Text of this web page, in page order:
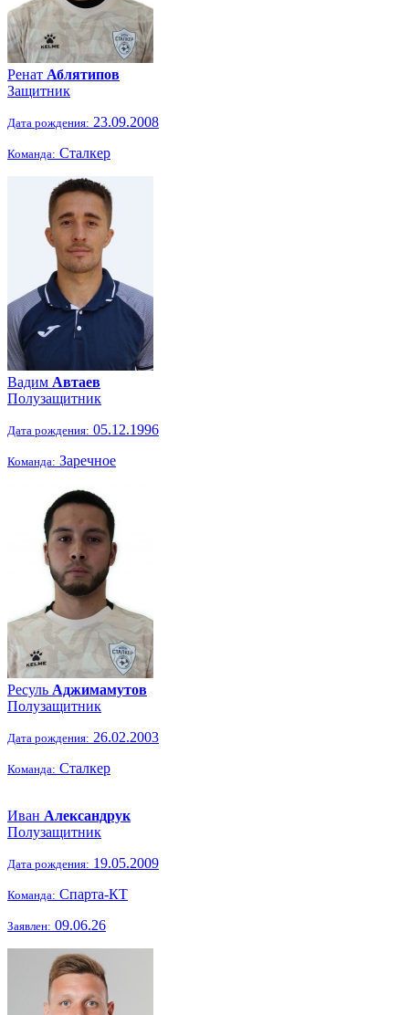
Ренат Аблятипов
Защитник
Дата рождения: 23.09.2008
Команда: Сталкер
Вадим Автаев
Полузащитник
Дата рождения: 05.12.1996
Команда: Заречное
Ресуль Аджимамутов
Полузащитник
Дата рождения: 26.02.2003
Команда: Сталкер
Иван Александрук
Полузащитник
Дата рождения: 19.05.2009
Команда: Спарта-КТ
Заявлен: 09.06.26